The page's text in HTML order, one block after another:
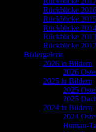
Rückblicke 2016
Rückblicke 2015
Rückblicke 2014
Rückblicke 2013
Rückblicke 2012
Bildergalerie
2026 in Bildern
2026
2025 in Bildern
2025
2025
2024 in Bildern
2024
Human-